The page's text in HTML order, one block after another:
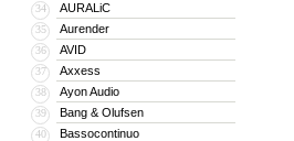
34 AURALiC
35 Aurender
36 AVID
37 Axxess
38 Ayon Audio
39 Bang & Olufsen
40 Bassocontinuo